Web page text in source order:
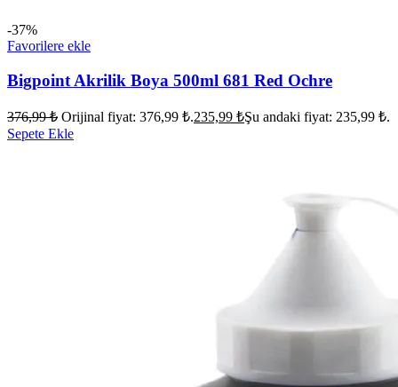
-37%
Favorilere ekle
Bigpoint Akrilik Boya 500ml 681 Red Ochre
376,99₺ Orijinal fiyat: 376,99 ₺.235,99 ₺Şu andaki fiyat: 235,99 ₺.
Sepete Ekle